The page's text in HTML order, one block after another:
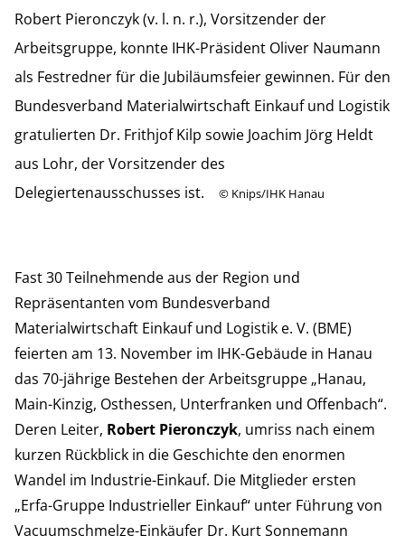
Robert Pieronczyk (v. l. n. r.), Vorsitzender der
Arbeitsgruppe, konnte IHK-Präsident Oliver Naumann
als Festredner für die Jubiläumsfeier gewinnen. Für den
Bundesverband Materialwirtschaft Einkauf und Logistik
gratulierten Dr. Frithjof Kilp sowie Joachim Jörg Heldt
aus Lohr, der Vorsitzender des
Delegiertenausschusses ist.
© Knips/IHK Hanau
Fast 30 Teilnehmende aus der Region und
Repräsentanten vom Bundesverband
Materialwirtschaft Einkauf und Logistik e. V. (BME)
feierten am 13. November im IHK-Gebäude in Hanau
das 70-jährige Bestehen der Arbeitsgruppe „Hanau,
Main-Kinzig, Osthessen, Unterfranken und Offenbach“.
Deren Leiter, Robert Pieronczyk, umriss nach einem
kurzen Rückblick in die Geschichte den enormen
Wandel im Industrie-Einkauf. Die Mitglieder ersten
„Erfa-Gruppe Industrieller Einkauf“ unter Führung von
Vacuumschmelze-Einkäufer Dr. Kurt Sonnemann